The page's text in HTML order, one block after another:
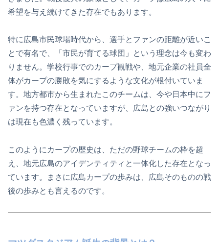
希望を与え続けてきた存在でもあります。
特に広島市民球場時代から、選手とファンの距離が近いこ
とで有名で、「市民が育てる球団」という理念は今も変わ
りません。学校行事でのカープ観戦や、地元企業の社員全
体がカープの勝敗を気にするような文化が根付いていま
す。地方都市から生まれたこのチームは、今や日本中にフ
ァンを持つ存在となっていますが、広島との強いつながり
は現在も色濃く残っています。
このようにカープの歴史は、ただの野球チームの枠を超
え、地元広島のアイデンティティと一体化した存在となっ
ています。まさに広島カープの歩みは、広島そのものの戦
後の歩みとも言えるのです。